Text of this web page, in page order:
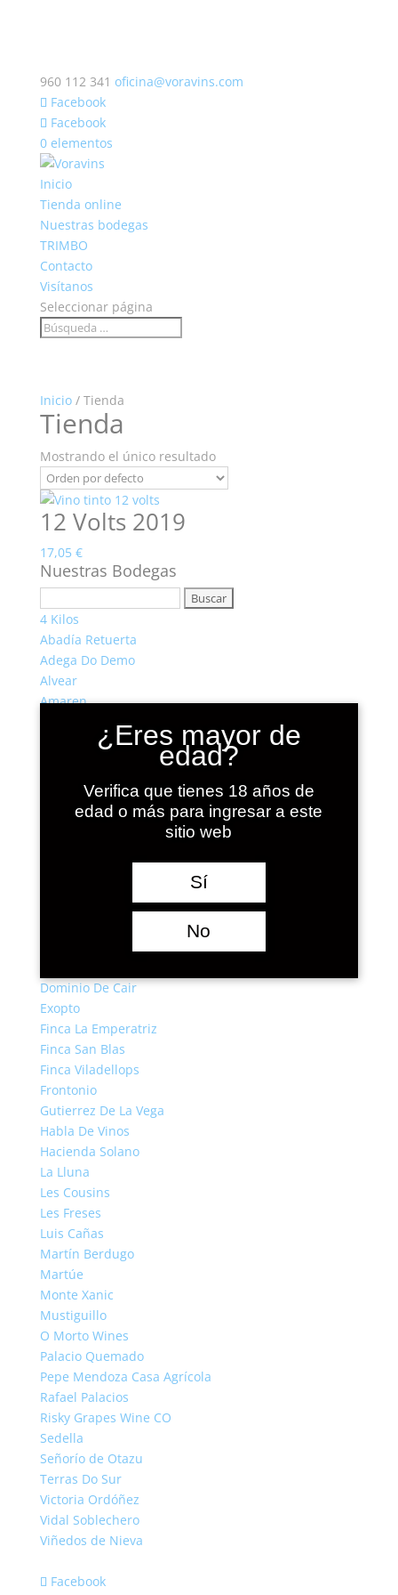
960 112 341 oficina@voravins.com
Facebook
Facebook
0 elementos
Inicio
Tienda online
Nuestras bodegas
TRIMBO
Contacto
Visítanos
Seleccionar página
Inicio/ Tienda
Tienda
Mostrando el único resultado
12 Volts 2019
17,05 €
Nuestras Bodegas
4 Kilos
Abadía Retuerta
Adega Do Demo
Alvear
Amaren
Barbadillo
Borja Pérez Viticultor
Camino del Norte
Casa Castillo
Celler Del Roure
Colet Viticultors
Dominio De Cair
Exopto
Finca La Emperatriz
Finca San Blas
Finca Viladellops
Frontonio
Gutierrez De La Vega
Habla De Vinos
Hacienda Solano
La Lluna
Les Cousins
Les Freses
Luis Cañas
Martín Berdugo
Martúe
Monte Xanic
Mustiguillo
O Morto Wines
Palacio Quemado
Pepe Mendoza Casa Agrícola
Rafael Palacios
Risky Grapes Wine CO
Sedella
Señorío de Otazu
Terras Do Sur
Victoria Ordóñez
Vidal Soblechero
Viñedos de Nieva
Facebook
¿Eres mayor de
edad?
Verifica que tienes 18 años de
edad o más para ingresar a este
sitio web
Sí
No